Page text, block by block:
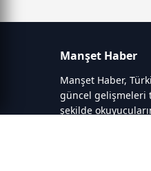
Manşet Haber
Manşet Haber,
güncel gelişmeleri
şekilde